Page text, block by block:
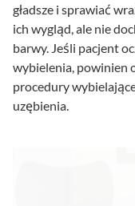
gładsze i sprawiać
ich wygląd, ale nie
barwy. Jeśli pacjent
wybielenia, powinien
procedury
uzębienia.